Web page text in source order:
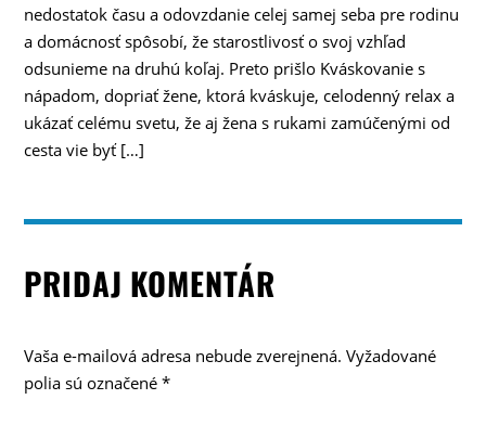
nedostatok času a odovzdanie celej samej seba pre rodinu
a domácnosť spôsobí, že starostlivosť o svoj vzhľad
odsunieme na druhú koľaj. Preto prišlo Kváskovanie s
nápadom, dopriať žene, ktorá kváskuje, celodenný relax a
ukázať celému svetu, že aj žena s rukami zamúčenými od
cesta vie byť […]
PRIDAJ KOMENTÁR
Vaša e-mailová adresa nebude zverejnená. Vyžadované
polia sú označené*